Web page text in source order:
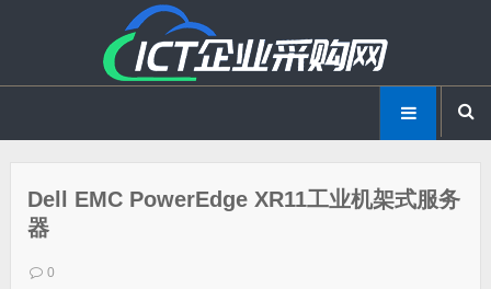
Dell EMC PowerEdge XR11工业机架式服务
器
0